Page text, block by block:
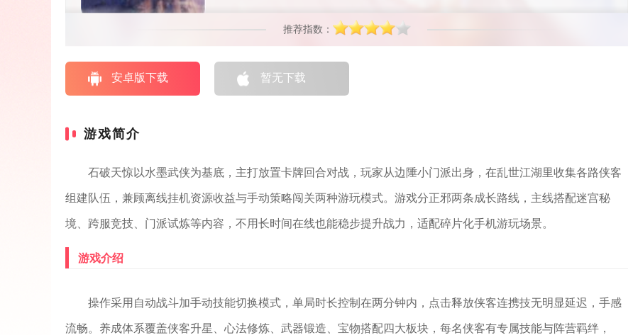
推荐指数：
安卓版下载 暂无下载
游戏简介
石破天惊以水墨武侠为基底，主打放置卡牌回合对战，玩家从边陲小门派出身，在乱世江湖里收集各路侠客
组建队伍，兼顾离线挂机资源收益与手动策略闯关两种游玩模式。游戏分正邪两条成长路线，主线搭配迷宫秘
境、跨服竞技、门派试炼等内容，不用长时间在线也能稳步提升战力，适配碎片化手机游玩场景。
游戏介绍
操作采用自动战斗加手动技能切换模式，单局时长控制在两分钟内，点击释放侠客连携技无明显延迟，手感
流畅。养成体系覆盖侠客升星、心法修炼、武器锻造、宝物搭配四大板块，每名侠客有专属技能与阵营羁绊，